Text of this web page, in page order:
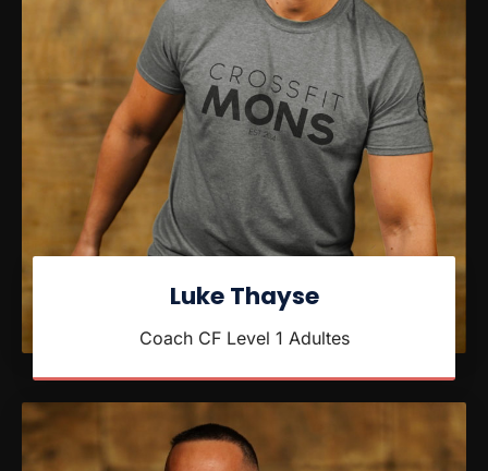
Luke Thayse
Coach CF Level 1 Adultes